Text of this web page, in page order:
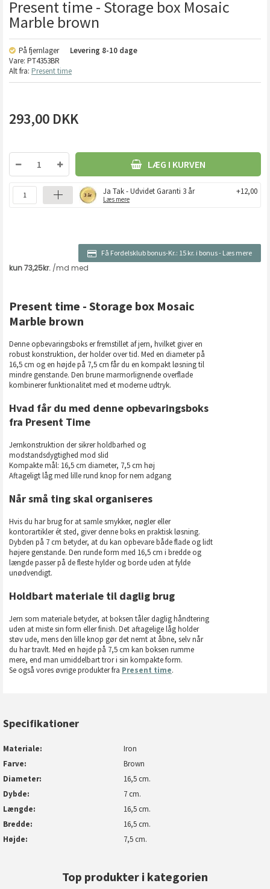
Present time - Storage box Mosaic
Marble brown
På fjernlager Levering 8-10 dage
Vare: PT4353BR
Alt fra: Present time
293,00 DKK
LÆG I KURVEN
Ja Tak - Udvidet Garanti 3 år
Læs mere
+12,00
Få Fordelsklub bonus-Kr.: 15 kr. i bonus- Læs mere
Present time - Storage box Mosaic
Marble brown
Denne opbevaringsboks er fremstillet af jern, hvilket giver en
robust konstruktion, der holder over tid. Med en diameter på
16,5 cm og en højde på 7,5 cm får du en kompakt løsning til
mindre genstande. Den brune marmorlignende overflade
kombinerer funktionalitet med et moderne udtryk.
Hvad får du med denne opbevaringsboks
fra Present Time
Jernkonstruktion der sikrer holdbarhed og
modstandsdygtighed mod slid
Kompakte mål: 16,5 cm diameter, 7,5 cm høj
Aftageligt låg med lille rund knop for nem adgang
Når små ting skal organiseres
Hvis du har brug for at samle smykker, nøgler eller
kontorartikler ét sted, giver denne boks en praktisk løsning.
Dybden på 7 cm betyder, at du kan opbevare både flade og lidt
højere genstande. Den runde form med 16,5 cm i bredde og
længde passer på de fleste hylder og borde uden at fylde
unødvendigt.
Holdbart materiale til daglig brug
Jern som materiale betyder, at boksen tåler daglig håndtering
uden at miste sin form eller finish. Det aftagelige låg holder
støv ude, mens den lille knop gør det nemt at åbne, selv når
du har travlt. Med en højde på 7,5 cm kan boksen rumme
mere, end man umiddelbart tror i sin kompakte form.
Se også vores øvrige produkter fra Present time.
Specifikationer
Materiale
Iron
Farve
Brown
Diameter
16,5 cm.
Dybde
7 cm.
Længde
16,5 cm.
Bredde
16,5 cm.
Højde
7,5 cm.
Top produkter i kategorien